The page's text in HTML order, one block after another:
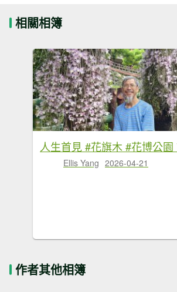
相關相簿
Ellis Yang 2026-04-21
作者其他相簿